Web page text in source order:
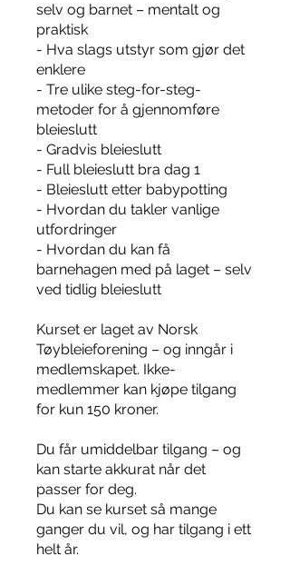
selv og barnet – mentalt og
praktisk
- Hva slags utstyr som gjør det
enklere
- Tre ulike steg-for-steg-
metoder for å gjennomføre
bleieslutt
- Gradvis bleieslutt
- Full bleieslutt bra dag 1
- Bleieslutt etter babypotting
- Hvordan du takler vanlige
utfordringer
- Hvordan du kan få
barnehagen med på laget – selv
ved tidlig bleieslutt
Kurset er laget av Norsk
Tøybleieforening – og inngår i
medlemskapet. Ikke-
medlemmer kan kjøpe tilgang
for kun 150 kroner.
Du får umiddelbar tilgang – og
kan starte akkurat når det
passer for deg.
Du kan se kurset så mange
ganger du vil, og har tilgang i ett
helt år.